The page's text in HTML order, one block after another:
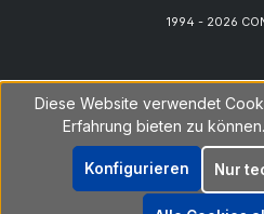
1994 - 2026
Diese Website verwendet
Erfahrung bieten zu können.
Nur
Konfigurieren